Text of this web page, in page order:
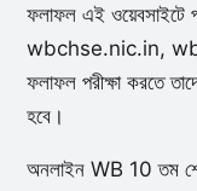
ফলাফল এই
wbchse.nic.in,
ফলাফল পরীক্ষা করতে
হবে।
অনলাইন WB 10 তম